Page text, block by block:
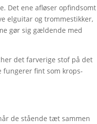
Det ene afløser opfindsomt
elguitar og trommestikker,
gør sig gældende med
det farverige stof på det
fungerer fint som krops-
de stående tæt sammen